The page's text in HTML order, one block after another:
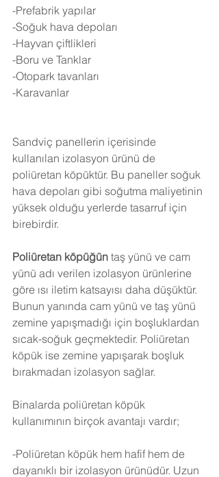
-Prefabrik yapılar
-Soğuk hava depoları
-Hayvan çiftlikleri
-Boru ve Tanklar
-Otopark tavanları
-Karavanlar
Sandviç panellerin içerisinde
kullanılan izolasyon ürünü de
poliüretan köpüktür. Bu paneller soğuk
hava depoları gibi soğutma maliyetinin
yüksek olduğu yerlerde tasarruf için
birebirdir.
Poliüretan köpüğün taş yünü ve cam
yünü adı verilen izolasyon ürünlerine
göre ısı iletim katsayısı daha düşüktür.
Bunun yanında cam yünü ve taş yünü
zemine yapışmadığı için boşluklardan
sıcak-soğuk geçmektedir. Poliüretan
köpük ise zemine yapışarak boşluk
bırakmadan izolasyon sağlar.
Binalarda poliüretan köpük
kullanımının birçok avantajı vardır;
-Poliüretan köpük hem hafif hem de
dayanıklı bir izolasyon ürünüdür. Uzun